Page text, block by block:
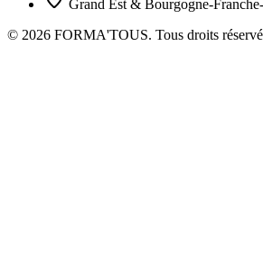
Grand Est & Bourgogne-
© 2026 FORMA'TOUS. Tous droits